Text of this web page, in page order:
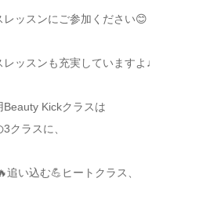
ッスンにご参加ください😊
ッスンも充実していますよ♩
Kickクラスは
クラスに、
い込む💪ヒートクラス、